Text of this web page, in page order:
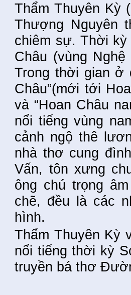
Thẩm Thuyên Kỳ
Thượng Nguyên
chiêm sự. Thời
Châu (vùng
Trong thời gian ở
Châu”(mới tới
và “Hoan Châu
nổi tiếng vùng
cảnh ngộ thê
nhà thơ cung
Vấn, tôn xưng
ông chú trọng
chẽ, đều là các
hình.
Thẩm Thuyên Kỳ
nổi tiếng thời kỳ
truyền bá thơ